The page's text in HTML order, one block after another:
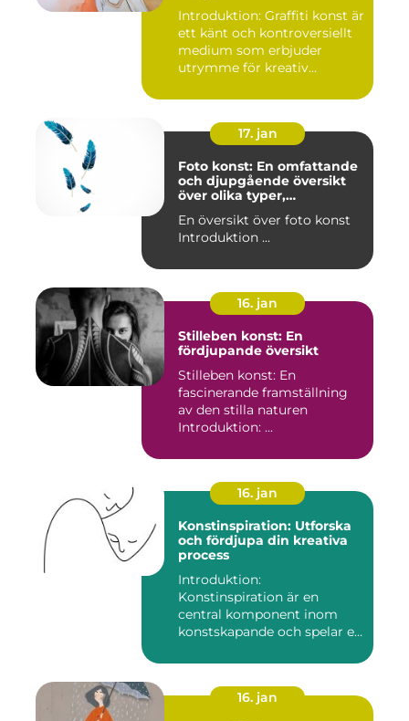
Introduktion: Graffiti konst är
ett känt och kontroversiellt
medium som erbjuder
utrymme för kreativ...
17. jan
Foto konst: En omfattande
och djupgående översikt
över olika typer,
aspekter
En översikt över foto konst
Introduktion ...
16. jan
Stilleben konst: En
fördjupande översikt
Stilleben konst: En
fascinerande framställning
av den stilla naturen
Introduktion: ...
16. jan
Konstinspiration: Utforska
och fördjupa din kreativa
process
Introduktion:
Konstinspiration är en
central komponent inom
konstskapande och spelar en
16. jan